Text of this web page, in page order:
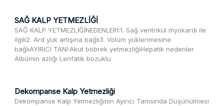
SAĞ KALP YETMEZLİĞİ
SAĞ KALP YETMEZLİĞİNEDENLERİ:1. Sağ ventrikül myokardı ile
ilgili2. Ard yük artışına bağlı3. Volüm yüklenmesine
bağlıAYIRICI TANI:Akut böbrek yetmezliğiHepatik nedenler
Albümin azlığı Lenfatik bozuklu
Dekompanse Kalp Yetmezliği
Dekompanse Kalp Yetmezliğinin Ayırıcı Tanısında Düşünülmesi